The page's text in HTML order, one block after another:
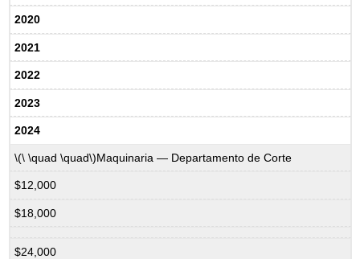
2020
2021
2022
2023
2024
\(\ \quad \quad\)Maquinaria — Departamento de Corte
$12,000
$18,000
$24,000